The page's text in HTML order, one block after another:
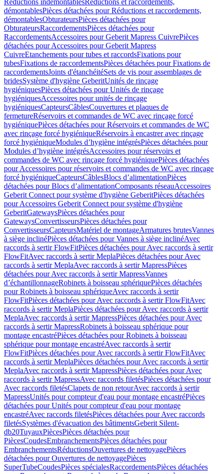
Réductions indémontablesRéductions et raccordements,
démontablesPièces détachées pour Réductions et raccordements,
démontablesObturateursPièces détachées pour
ObturateursRaccordementsPièces détachées pour
RaccordementsAccessoires pour Geberit Mapress CuivrePièces
détachées pour Accessoires pour Geberit Mapress
CuivreEtanchements pour tubes et raccordsFixations pour
tubesFixations de raccordementsPièces détachées pour Fixations de
raccordementsJoints d'étanchéitéSets de vis pour assemblages de
bridesSystème d'hygiène GeberitUnités de rinçage
hygiéniquesPièces détachées pour Unités de rinçage
hygiéniquesAccessoires pour unités de rinçage
hygiéniquesCapteursCâblesCouvertures et plaques de
fermetureRéservoirs et commandes de WC avec rinçage forcé
hygiéniquePièces détachées pour Réservoirs et commandes de WC
avec rinçage forcé hygiéniqueRéservoirs à encastrer avec rinçage
forcé hygiéniqueModules d’hygiène intégrésPièces détachées pour
Modules d’hygiène intégrésAccessoires pour réservoirs et
commandes de WC avec rinçage forcé hygiéniquePièces détachées
pour Accessoires pour réservoirs et commandes de WC avec rinçage
forcé hygiéniqueCapteursCâblesBlocs d’alimentationPièces
détachées pour Blocs d’alimentationComposants réseauAccessoires
Geberit Connect pour système d'hygiène GeberitPièces détachées
pour Accessoires Geberit Connect pour système d'hygiène
GeberitGatewaysPièces détachées pour
GatewaysConvertisseursPièces détachées pour
ConvertisseursCapteursMatériel de montageArmatures brutesVannes
à siège inclinéPièces détachées pour Vannes à siège inclinéAvec
raccords à sertir FlowFitPièces détachées pour Avec raccords à sertir
FlowFitAvec raccords à sertir MeplaPièces détachées pour Avec
raccords à sertir MeplaAvec raccords à sertir MapressPièces
détachées pour Avec raccords à sertir MapressVannes
d’échantillonnageRobinets à boisseau sphériquePièces détachées
pour Robinets à boisseau sphériqueAvec raccords à sertir
FlowFitPièces détachées pour Avec raccords à sertir FlowFitAvec
raccords à sertir MeplaPièces détachées pour Avec raccords à sertir
MeplaAvec raccords à sertir MapressPièces détachées pour Avec
raccords à sertir MapressRobinets à boisseau sphérique pour
montage encastréPièces détachées pour Robinets à boisseau
sphérique pour montage encastréAvec raccords à sertir
FlowFitPièces détachées pour Avec raccords à sertir FlowFitAvec
raccords à sertir MeplaPièces détachées pour Avec raccords à sertir
MeplaAvec raccords à sertir MapressPièces détachées pour Avec
raccords à sertir MapressAvec raccords filetésPièces détachées pour
Avec raccords filetésClapets de non retourAvec raccords à sertir
MapressUnités pour compteur d'eau pour montage encastréPièces
détachées pour Unités pour compteur d'eau pour montage
encastréAvec raccords filetésPièces détachées pour Avec raccords
filetésSystèmes d'évacuation des bâtimentsGeberit Silent-
db20TuyauxPiècesPièces détachées pour
PiècesCoudesEmbranchementsPièces détachées pour
EmbranchementsRéductionsOuvertures de nettoyagePièces
détachées pour Ouvertures de nettoyagePièces
SuperTubeCoudesPièces spécialesRaccordementsPièces détachées